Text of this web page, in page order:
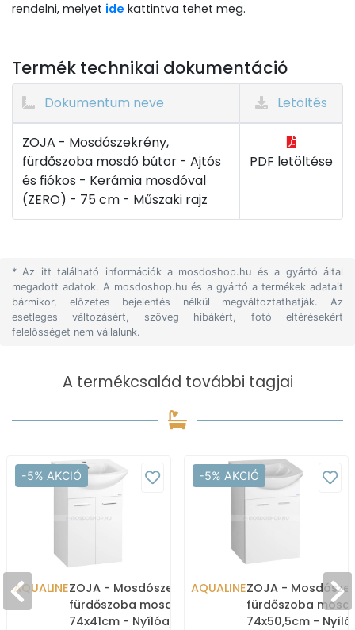
rendelni, melyet ide kattintva tehet meg.
Termék technikai dokumentáció
Dokumentum neve Letöltés
ZOJA - Mosdószekrény,
fürdőszoba mosdó bútor - Ajtós
és fiókos - Kerámia mosdóval
(ZERO) - 75 cm - Műszaki rajz
PDF letöltése
* Az itt található információk a mosdoshop.hu és a gyártó által
megadott adatok. A mosdoshop.hu és a gyártó a termékek adatait
bármikor, előzetes bejelentés nélkül megváltoztathatják. Az
esetleges változásért, szöveg hibákért, fotó eltérésekért
felelősséget nem vállalunk.
A termékcsalád további tagjai
-5% AKCIÓ
AQUALINEZOJA - Mosdószekrény,
fürdőszoba mosdó bútor
74x41cm - Nyílóajtós -
-5% AKCIÓ
AQUALINEZOJA -
fürdőszoba
74x50,5cm -